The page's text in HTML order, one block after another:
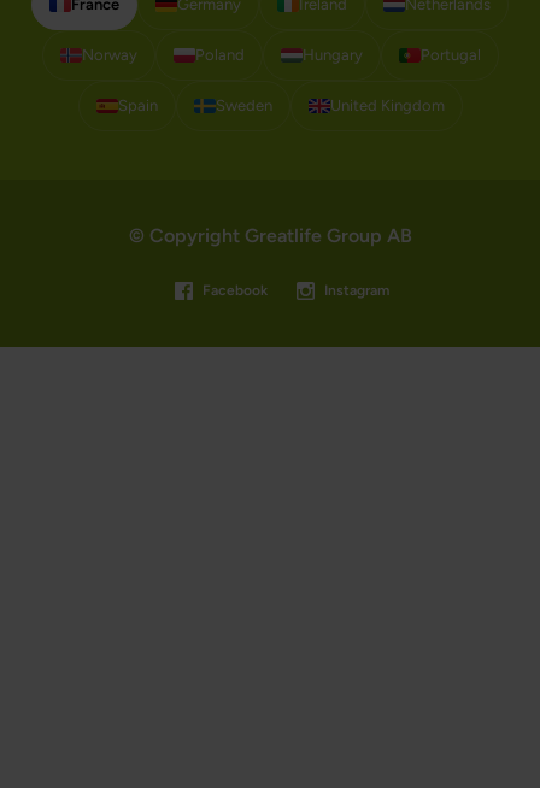
France Germany Ireland Netherlands
Norway Poland Hungary Portugal
Spain Sweden United Kingdom
© Copyright Greatlife Group AB
Facebook Instagram